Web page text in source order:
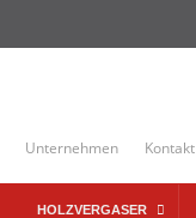
Unternehmen Kontakt
HOLZVERGASER